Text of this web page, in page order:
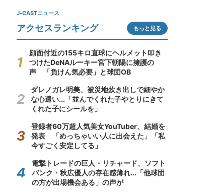
J-CASTニュース
アクセスランキング もっと見る
顔面付近の155キロ直球にヘルメット叩き
つけたDeNAルーキー宮下朝陽に擁護の
声 「負けん気必要」と球団OB
ダレノガレ明美、被災地炊き出しで細やか
な心遣い...「並んでくれた子やとりにきて
くれた子にシールを」
登録者60万超人気美女YouTuber、結婚を
発表 「めっちゃいい人に出会えた」「私
今すごく安定してる」
電撃トレードの巨人・リチャード、ソフト
バンク・秋広優人の存在感薄れ...「他球団
の方が出場機会ある」の声が